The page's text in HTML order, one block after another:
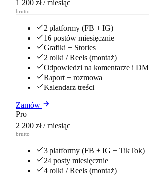
1 200 zł / miesiąc
brutto
2 platformy (FB + IG)
16 postów miesięcznie
Grafiki + Stories
2 rolki / Reels (montaż)
Odpowiedzi na komentarze i DM
Raport + rozmowa
Kalendarz treści
Zamów
Pro
2 200 zł / miesiąc
brutto
3 platformy (FB + IG + TikTok)
24 posty miesięcznie
4 rolki / Reels (montaż)